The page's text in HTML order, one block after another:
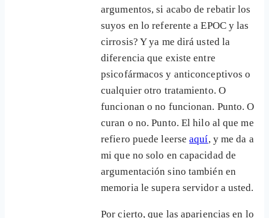
argumentos, si acabo de rebatir los
suyos en lo referente a EPOC y las
cirrosis? Y ya me dirá usted la
diferencia que existe entre
psicofármacos y anticonceptivos o
cualquier otro tratamiento. O
funcionan o no funcionan. Punto. O
curan o no. Punto. El hilo al que me
refiero puede leerseaquí, y me da a
mi que no solo en capacidad de
argumentación sino también en
memoria le supera servidor a usted.
Por cierto, que las apariencias en lo